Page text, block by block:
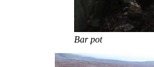
Bar pot